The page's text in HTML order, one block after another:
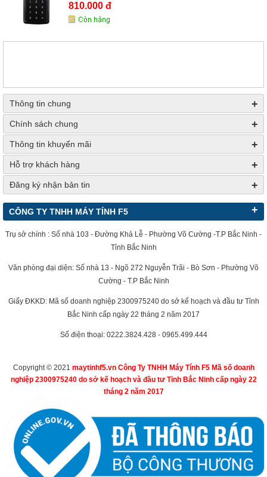
810.000 đ
Thông tin chung +
Chính sách chung +
Thông tin khuyến mãi +
Hỗ trợ khách hàng +
Đăng ký nhận bản tin +
CÔNG TY TNHH MÁY TÍNH F5 +
Trụ sở chính : Số nhà 103 - Đường Khả Lễ - Phường Võ Cường -T.P Bắc Ninh -
Tỉnh Bắc Ninh
Văn phòng đại diện: Số nhà 13 - Ngõ 272 Nguyễn Trãi - Bò Sơn - Phường Võ
Cường - T.P Bắc Ninh
Giấy ĐKKD: Mã số doanh nghiệp 2300975240 do sở kế hoạch và đầu tư Tỉnh
Bắc Ninh cấp ngày 22 tháng 2 năm 2017
Số điện thoại: 0222.3824.428 - 0965.499.444
Copyright © 2021 maytinhf5.vn Công Ty TNHH Máy Tính F5 Mã số doanh
nghiệp 2300975240 do sở kế hoạch và đầu tư Tỉnh Bắc Ninh cấp ngày 22
tháng 2 năm 2017